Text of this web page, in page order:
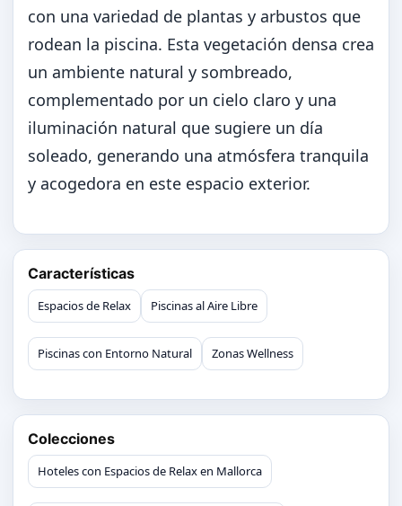
con una variedad de plantas y arbustos que
rodean la piscina. Esta vegetación densa crea
un ambiente natural y sombreado,
complementado por un cielo claro y una
iluminación natural que sugiere un día
soleado, generando una atmósfera tranquila
y acogedora en este espacio exterior.
Características
Espacios de Relax Piscinas al Aire Libre
Piscinas con Entorno Natural Zonas Wellness
Colecciones
Hoteles con Espacios de Relax en Mallorca